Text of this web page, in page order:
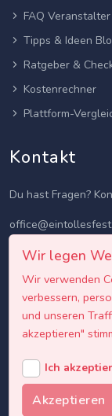
FAQ Veranstalter
Tipps & Ideen
Ratgeber &
Kostenrechner
Plattform-
Kontakt
Du hast Fragen?
Wir legen
Wir verwenden
verbessern,
und unseren
akzeptieren"
Ich
Akzeptieren